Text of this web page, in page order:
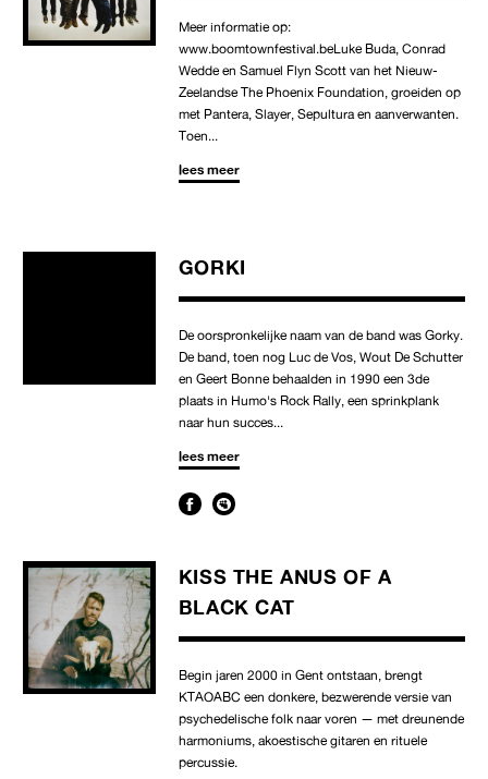
Meer informatie op:
www.boomtownfestival.beLuke Buda, Conrad
Wedde en Samuel Flyn Scott van het Nieuw-
Zeelandse The Phoenix Foundation, groeiden op
met Pantera, Slayer, Sepultura en aanverwanten.
Toen...
lees meer
GORKI
De oorspronkelijke naam van de band was Gorky.
De band, toen nog Luc de Vos, Wout De Schutter
en Geert Bonne behaalden in 1990 een 3de
plaats in Humo's Rock Rally, een sprinkplank
naar hun succes...
lees meer
KISS THE ANUS OF A
BLACK CAT
Begin jaren 2000 in Gent ontstaan, brengt
KTAOABC een donkere, bezwerende versie van
psychedelische folk naar voren — met dreunende
harmoniums, akoestische gitaren en rituele
percussie.